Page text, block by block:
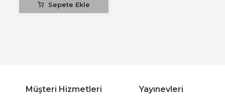
Sepete Ekle
Müşteri Hizmetleri Yayınevleri